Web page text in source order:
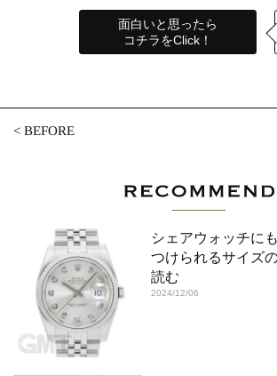
面白いと思ったら
コチラをClick！
<BEFORE
シェアウォッチに
つけられるサイズ
読む
2024/12/06